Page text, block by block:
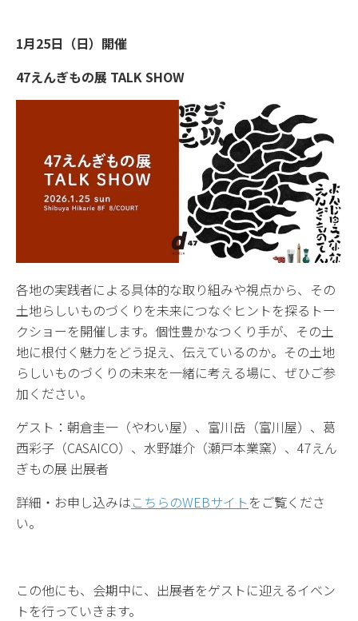
1月25日（日）開催
47えんぎもの展 TALK SHOW
各地の実践者による具体的な取り組みや視点から、その
土地らしいものづくりを未来につなぐヒントを探るトー
クショーを開催します。個性豊かなつくり手が、その土
地に根付く魅力をどう捉え、伝えているのか。その土地
らしいものづくりの未来を一緒に考える場に、ぜひご参
加ください。
ゲスト：朝倉圭一（やわい屋）、富川岳（富川屋）、葛
西彩子（CASAICO）、水野雄介（瀬戸本業窯）、47えん
ぎもの展 出展者
詳細・お申し込みはこちらのWEBサイトをご覧くださ
い。
この他にも、会期中に、出展者をゲストに迎えるイベン
トを行っていきます。